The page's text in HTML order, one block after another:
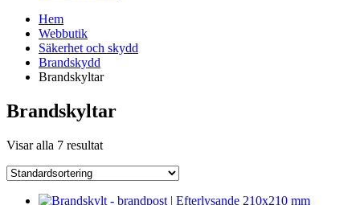
Hem
Webbutik
Säkerhet och skydd
Brandskydd
Brandskyltar
Brandskyltar
Visar alla 7 resultat